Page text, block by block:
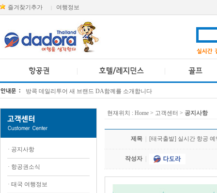
즐겨찾기추가 여행정보
방콕 데일리투어 새 브랜드 DA함께를 소개합니다
· 공지사항
· 항공권소식
· 태국 여행정보
현재위치 : Home > 고객센터 > 공지사항
제목 [태국출발] 실시간 항공
작성자